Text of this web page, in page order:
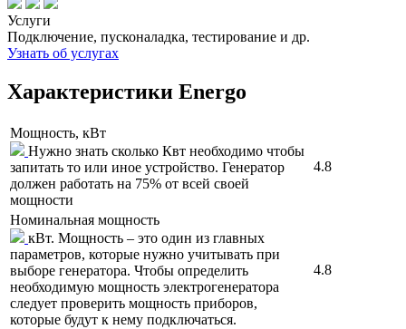
Услуги
Подключение, пусконаладка, тестирование и др.
Узнать об услугах
Характеристики Energo
Мощность, кВт
Нужно знать сколько Квт необходимо чтобы
запитать то или иное устройство. Генератор
должен работать на 75% от всей своей
мощности
4.8
Номинальная мощность
кВт. Мощность – это один из главных
параметров, которые нужно учитывать при
выборе генератора. Чтобы определить
необходимую мощность электрогенератора
следует проверить мощность приборов,
которые будут к нему подключаться.
4.8